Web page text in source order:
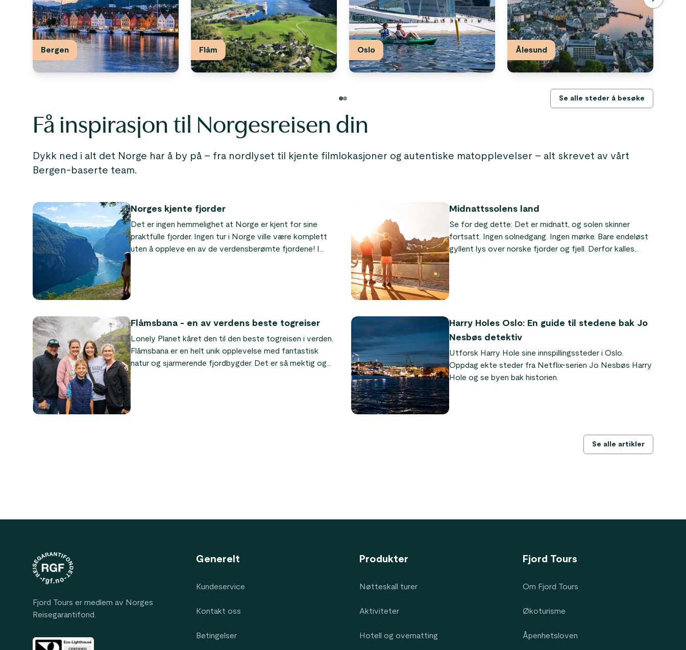
Bergen Flåm Oslo Ålesund
Se alle steder å besøke
Få inspirasjon til Norgesreisen din
Dykk ned i alt det Norge har å by på – fra nordlyset til kjente filmlokasjoner og autentiske matopplevelser – alt skrevet av vårt
Bergen-baserte team.
Norges kjente fjorder
Det er ingen hemmelighet at Norge er kjent for sine
praktfulle fjorder. Ingen tur i Norge ville være komplett
uten å oppleve en av de verdensberømte fjordene! I
Midnattssolens land
Se for deg dette: Det er midnatt, og solen skinner
fortsatt. Ingen solnedgang. Ingen mørke. Bare endeløst
gyllent lys over norske fjorder og fjell. Derfor kalles
Flåmsbana - en av verdens beste togreiser
Lonely Planet kåret den til den beste togreisen i verden.
Flåmsbana er en helt unik opplevelse med fantastisk
natur og sjarmerende fjordbygder. Det er så mektig og
Harry Holes Oslo: En guide til stedene bak Jo
Nesbøs detektiv
Utforsk Harry Hole sine innspillingssteder i Oslo.
Oppdag ekte steder fra Netflix-serien Jo Nesbøs Harry
Hole og se byen bak historien.
Se alle artikler
Fjord Tours er medlem av Norges
Reisegarantifond.
Generelt
Kundeservice
Kontakt oss
Betingelser
Produkter
Nøtteskall turer
Aktiviteter
Hotell og overnatting
Fjord Tours
Om Fjord Tours
Økoturisme
Åpenhetsloven